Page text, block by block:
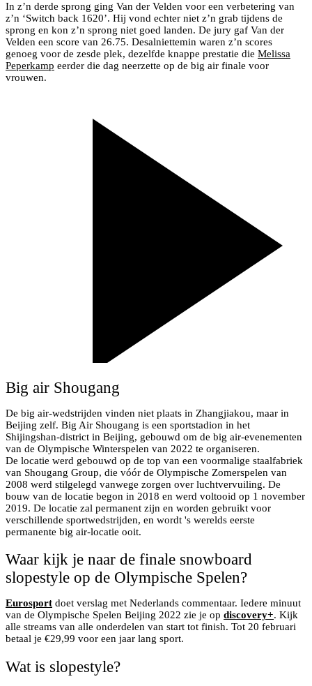
In z’n derde sprong ging Van der Velden voor een verbetering van
z’n ‘Switch back 1620’. Hij vond echter niet z’n grab tijdens de
sprong en kon z’n sprong niet goed landen. De jury gaf Van der
Velden een score van 26.75. Desalniettemin waren z’n scores
genoeg voor de zesde plek, dezelfde knappe prestatie die Melissa
Peperkamp eerder die dag neerzette op de big air finale voor
vrouwen.
Big air Shougang
De big air-wedstrijden vinden niet plaats in Zhangjiakou, maar in
Beijing zelf. Big Air Shougang is een sportstadion in het
Shijingshan-district in Beijing, gebouwd om de big air-evenementen
van de Olympische Winterspelen van 2022 te organiseren.
De locatie werd gebouwd op de top van een voormalige staalfabriek
van Shougang Group, die vóór de Olympische Zomerspelen van
2008 werd stilgelegd vanwege zorgen over luchtvervuiling. De
bouw van de locatie begon in 2018 en werd voltooid op 1 november
2019. De locatie zal permanent zijn en worden gebruikt voor
verschillende sportwedstrijden, en wordt 's werelds eerste
permanente big air-locatie ooit.
Waar kijk je naar de finale snowboard
slopestyle op de Olympische Spelen?
Eurosport doet verslag met Nederlands commentaar. Iedere minuut
van de Olympische Spelen Beijing 2022 zie je op discovery+. Kijk
alle streams van alle onderdelen van start tot finish. Tot 20 februari
betaal je €29,99 voor een jaar lang sport.
Wat is slopestyle?